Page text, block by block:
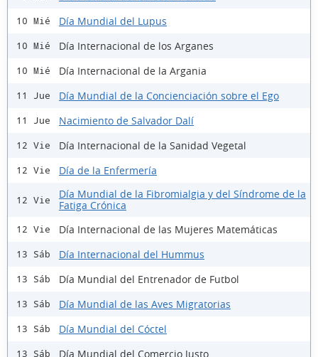
10 Mié Día Mundial del Lupus
10 Mié Día Internacional de los Arganes
10 Mié Día Internacional de la Argania
11 Jue Día Mundial de la Concienciación sobre el Ego
11 Jue Nacimiento de Salvador Dalí
12 Vie Día Internacional de la Sanidad Vegetal
12 Vie Día de la Enfermería
12 Vie
Día Mundial de la Fibromialgia y del Síndrome de la
Fatiga Crónica
12 Vie Día Internacional de las Mujeres Matemáticas
13 Sáb Día Internacional del Hummus
13 Sáb Día Mundial del Entrenador de Futbol
13 Sáb Día Mundial de las Aves Migratorias
13 Sáb Día Mundial del Cóctel
13 Sáb Día Mundial del Comercio Justo